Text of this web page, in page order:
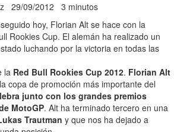
29/09/2012 3 minutos
hoy, Florian Alt se hace con la
Rookies Cup. El alemán ha realizado un
luchando por la victoria en todas las
la Red Bull Rookies Cup 2012. Florian Alt
copa de promoción más importante del
junto con los grandes premios
MotoGP. Alt ha terminado tercero en una
Trautman y que nos ha dejado a